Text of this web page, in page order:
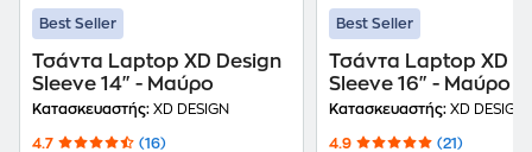
Best Seller
Τσάντα Laptop XD Design
Sleeve 14" - Μαύρο
Κατασκευαστής: XD DESIGN
4.7 (16)
Best Seller
Τσάντα Laptop XD
Sleeve 16" - Μαύρο
Κατασκευαστής: XD DESIGN
4.9 (21)